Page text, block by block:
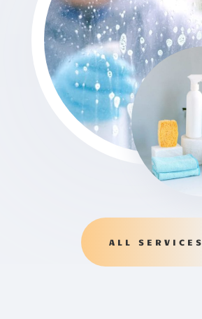
ALL SERVICES